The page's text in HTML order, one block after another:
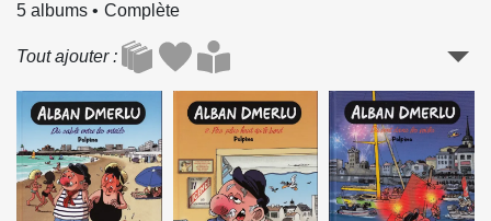
5 albums Complète
Tout ajouter